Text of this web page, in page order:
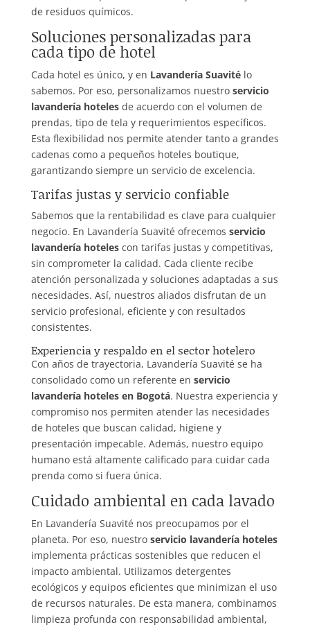
de residuos químicos.
Soluciones personalizadas para
cada tipo de hotel
Cada hotel es único, y en Lavandería Suavitélo
sabemos. Por eso, personalizamos nuestro servicio
lavandería hotelesde acuerdo con el volumen de
prendas, tipo de tela y requerimientos específicos.
Esta flexibilidad nos permite atender tanto a grandes
cadenas como a pequeños hoteles boutique,
garantizando siempre un servicio de excelencia.
Tarifas justas y servicio confiable
Sabemos que la rentabilidad es clave para cualquier
negocio. En Lavandería Suavité ofrecemos servicio
lavandería hotelescon tarifas justas y competitivas,
sin comprometer la calidad. Cada cliente recibe
atención personalizada y soluciones adaptadas a sus
necesidades. Así, nuestros aliados disfrutan de un
servicio profesional, eficiente y con resultados
consistentes.
Experiencia y respaldo en el sector hotelero
Con años de trayectoria, Lavandería Suavité se ha
consolidado como un referente en servicio
lavandería hoteles en Bogotá. Nuestra experiencia y
compromiso nos permiten atender las necesidades
de hoteles que buscan calidad, higiene y
presentación impecable. Además, nuestro equipo
humano está altamente calificado para cuidar cada
prenda como si fuera única.
Cuidado ambiental en cada lavado
En Lavandería Suavité nos preocupamos por el
planeta. Por eso, nuestro servicio lavandería hoteles
implementa prácticas sostenibles que reducen el
impacto ambiental. Utilizamos detergentes
ecológicos y equipos eficientes que minimizan el uso
de recursos naturales. De esta manera, combinamos
limpieza profunda con responsabilidad ambiental,